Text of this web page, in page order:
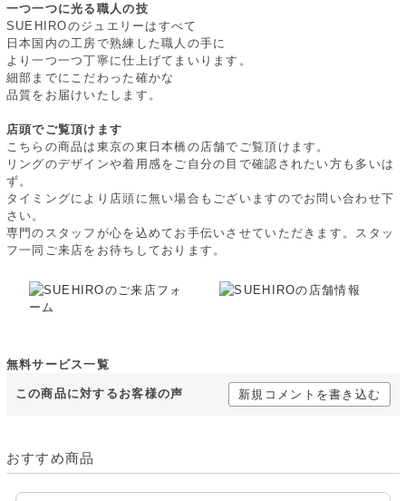
一つ一つに光る職人の技
SUEHIROのジュエリーはすべて
日本国内の工房で熟練した職人の手に
より一つ一つ丁寧に仕上げてまいります。
細部までにこだわった確かな
品質をお届けいたします。
店頭でご覧頂けます
こちらの商品は東京の東日本橋の店舗でご覧頂けます。
リングのデザインや着用感をご自分の目で確認されたい方も多いは
ず。
タイミングにより店頭に無い場合もございますのでお問い合わせ下
さい。
専門のスタッフが心を込めてお手伝いさせていただきます。スタッ
フ一同ご来店をお待ちしております。
無料サービス一覧
この商品に対するお客様の声 新規コメントを書き込む
おすすめ商品